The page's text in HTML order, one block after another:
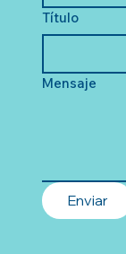
Título
Mensaje
Enviar